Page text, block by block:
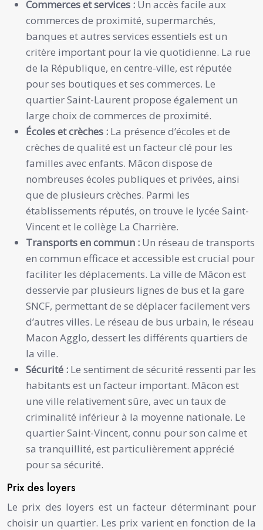
Commerces et services : Un accès facile aux
commerces de proximité, supermarchés,
banques et autres services essentiels est un
critère important pour la vie quotidienne. La rue
de la République, en centre-ville, est réputée
pour ses boutiques et ses commerces. Le
quartier Saint-Laurent propose également un
large choix de commerces de proximité.
Écoles et crèches : La présence d’écoles et de
crèches de qualité est un facteur clé pour les
familles avec enfants. Mâcon dispose de
nombreuses écoles publiques et privées, ainsi
que de plusieurs crèches. Parmi les
établissements réputés, on trouve le lycée Saint-
Vincent et le collège La Charrière.
Transports en commun : Un réseau de transports
en commun efficace et accessible est crucial pour
faciliter les déplacements. La ville de Mâcon est
desservie par plusieurs lignes de bus et la gare
SNCF, permettant de se déplacer facilement vers
d’autres villes. Le réseau de bus urbain, le réseau
Macon Agglo, dessert les différents quartiers de
la ville.
Sécurité : Le sentiment de sécurité ressenti par les
habitants est un facteur important. Mâcon est
une ville relativement sûre, avec un taux de
criminalité inférieur à la moyenne nationale. Le
quartier Saint-Vincent, connu pour son calme et
sa tranquillité, est particulièrement apprécié
pour sa sécurité.
Prix des loyers
Le prix des loyers est un facteur déterminant pour
choisir un quartier. Les prix varient en fonction de la